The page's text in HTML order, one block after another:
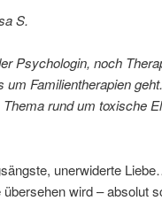
S.
Psychologin, noch
um Familientherapien
rund um toxische
unerwiderte
wird – absolut